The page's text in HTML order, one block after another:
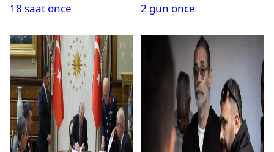
Karapınar hakkında
ortaya çıktı
18 saat önce
2 gün önce